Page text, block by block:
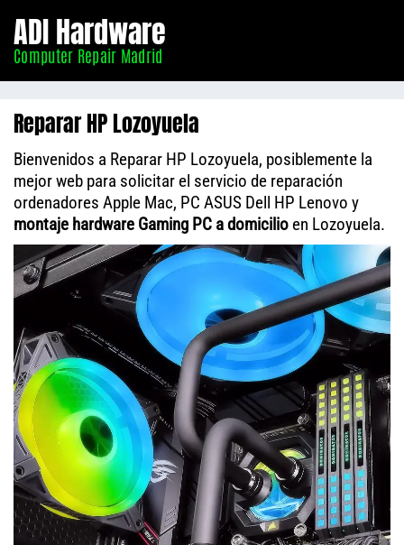
Madrid
ADI Hardware
Computer Repair Madrid
Reparar HP Lozoyuela
Bienvenidos a Reparar HP Lozoyuela, posiblemente la
mejor web para solicitar el servicio de reparación
ordenadores Apple Mac, PC ASUS Dell HP Lenovo y
montaje hardware Gaming PC a domicilio en Lozoyuela.